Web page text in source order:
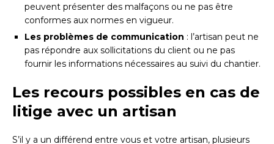
peuvent présenter des malfaçons ou ne pas être
conformes aux normes en vigueur.
Les problèmes de communication : l’artisan peut ne
pas répondre aux sollicitations du client ou ne pas
fournir les informations nécessaires au suivi du chantier.
Les recours possibles en cas de
litige avec un artisan
S’il y a un différend entre vous et votre artisan, plusieurs